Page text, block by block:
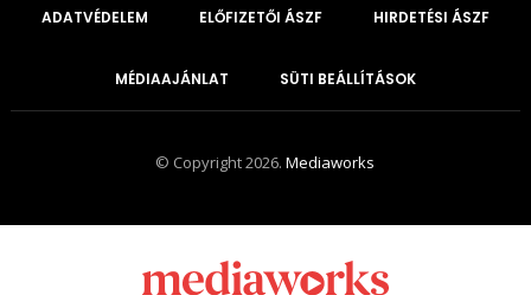
ADATVÉDELEM ELŐFIZETŐI ÁSZF HIRDETÉSI ÁSZF
MÉDIAAJÁNLAT SÜTI BEÁLLÍTÁSOK
© Copyright 2026.Mediaworks